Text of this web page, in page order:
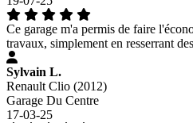
Ce garage m'a permis de faire
travaux, simplement en resserrant
Sylvain L.
Renault Clio (2012)
Garage Du Centre
17-03-25